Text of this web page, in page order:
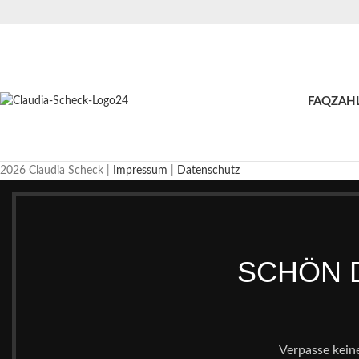
FAQ
2026 Claudia Scheck | Impressum Datenschutz
SCHÖN
Verpasse